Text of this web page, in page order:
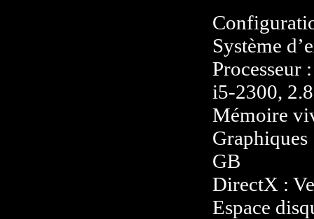
Système
Processeur
i5-2300,
Mémoire
GB
DirectX :
Espace